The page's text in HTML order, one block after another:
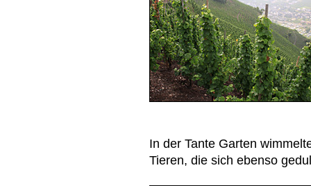
In der Tante Garten
Tieren, die sich ebenso